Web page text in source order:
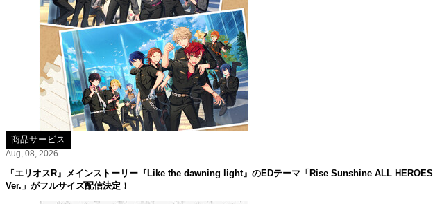
商品サービス
Aug, 08, 2026
『エリオスR』メインストーリー『Like the dawning light』のEDテーマ「Rise Sunshine ALL HEROES
Ver.」がフルサイズ配信決定！